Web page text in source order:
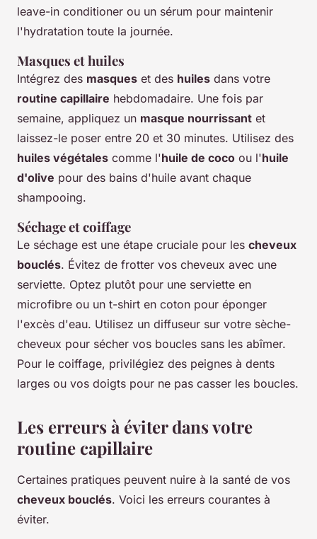
leave-in conditioner ou un sérum pour maintenir
l'hydratation toute la journée.
Masques et huiles
Intégrez des masques et des huiles dans votre
routine capillaire hebdomadaire. Une fois par
semaine, appliquez un masque nourrissant et
laissez-le poser entre 20 et 30 minutes. Utilisez des
huiles végétales comme l'huile de coco ou l'huile
d'olive pour des bains d'huile avant chaque
shampooing.
Séchage et coiffage
Le séchage est une étape cruciale pour les cheveux
bouclés. Évitez de frotter vos cheveux avec une
serviette. Optez plutôt pour une serviette en
microfibre ou un t-shirt en coton pour éponger
l'excès d'eau. Utilisez un diffuseur sur votre sèche-
cheveux pour sécher vos boucles sans les abîmer.
Pour le coiffage, privilégiez des peignes à dents
larges ou vos doigts pour ne pas casser les boucles.
Les erreurs à éviter dans votre
routine capillaire
Certaines pratiques peuvent nuire à la santé de vos
cheveux bouclés. Voici les erreurs courantes à
éviter.